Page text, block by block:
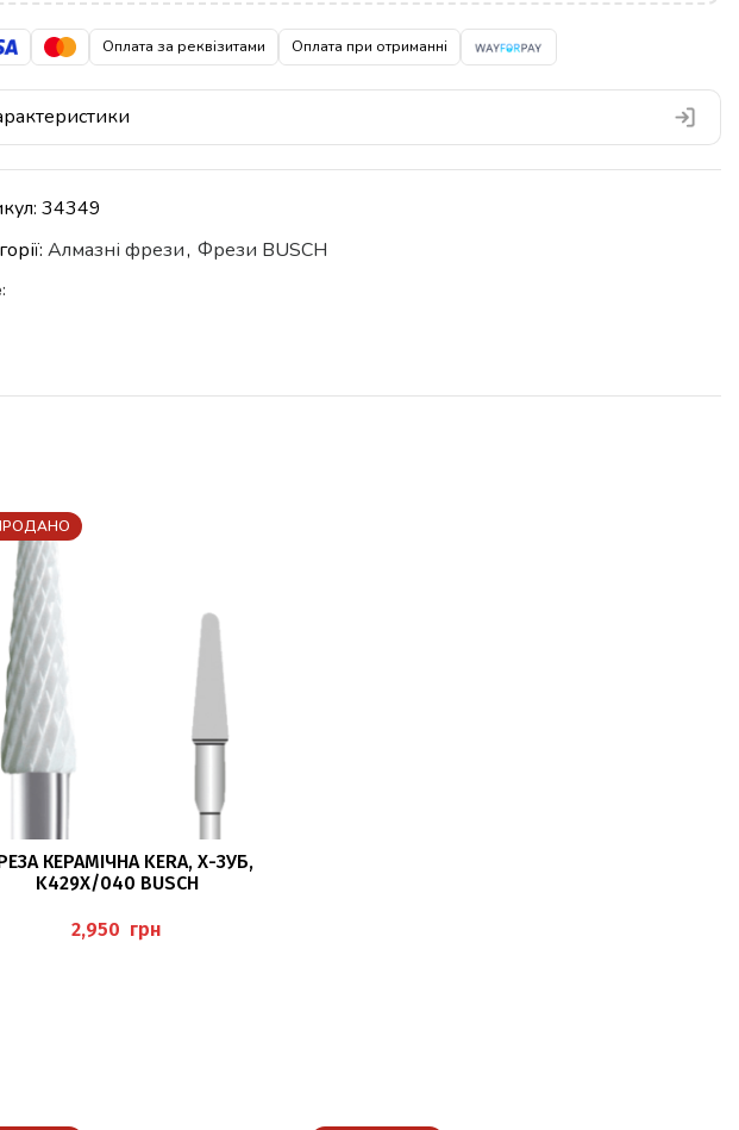
Оплата за реквізитами Оплата при отриманні
34349
Алмазні фрези, Фрези BUSCH
ЧИТАТИ ДАЛІ
КЕРАМІЧНА KERA, Х-ЗУБ,
K429X/040 BUSCH
грн